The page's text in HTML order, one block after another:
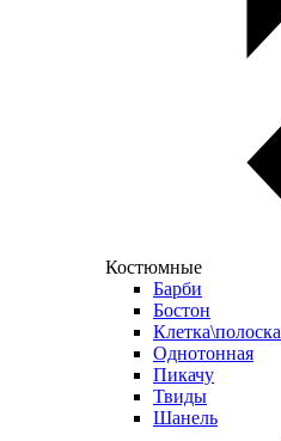
Костюмные
Барби
Бостон
Клетка\полоска
Однотонная
Пикачу
Твиды
Шанель